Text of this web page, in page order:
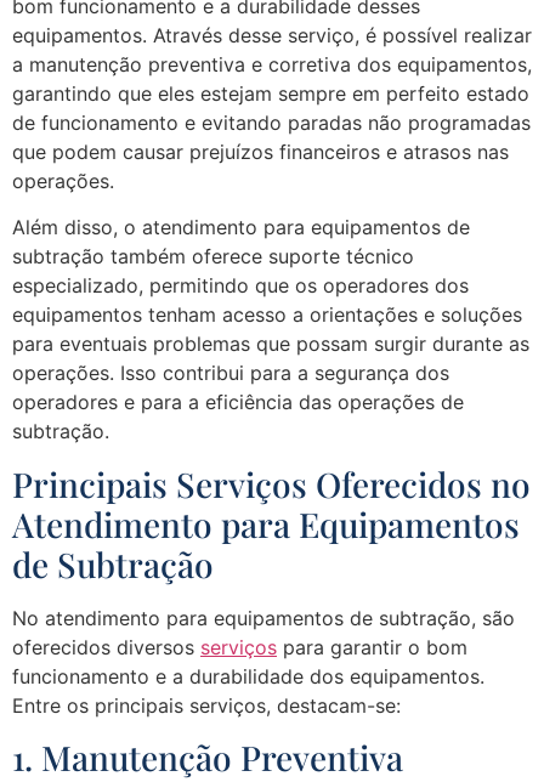
bom funcionamento e a durabilidade desses
equipamentos. Através desse serviço, é possível realizar
a manutenção preventiva e corretiva dos equipamentos,
garantindo que eles estejam sempre em perfeito estado
de funcionamento e evitando paradas não programadas
que podem causar prejuízos financeiros e atrasos nas
operações.
Além disso, o atendimento para equipamentos de
subtração também oferece suporte técnico
especializado, permitindo que os operadores dos
equipamentos tenham acesso a orientações e soluções
para eventuais problemas que possam surgir durante as
operações. Isso contribui para a segurança dos
operadores e para a eficiência das operações de
subtração.
Principais Serviços Oferecidos no
Atendimento para Equipamentos
de Subtração
No atendimento para equipamentos de subtração, são
oferecidos diversos serviços para garantir o bom
funcionamento e a durabilidade dos equipamentos.
Entre os principais serviços, destacam-se:
1. Manutenção Preventiva